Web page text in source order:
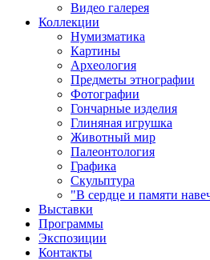
Видео галерея
Коллекции
Нумизматика
Картины
Археология
Предметы этнографии
Фотографии
Гончарные изделия
Глиняная игрушка
Животный мир
Палеонтология
Графика
Скульптура
"В сердце и памяти
Выставки
Программы
Экспозиции
Контакты